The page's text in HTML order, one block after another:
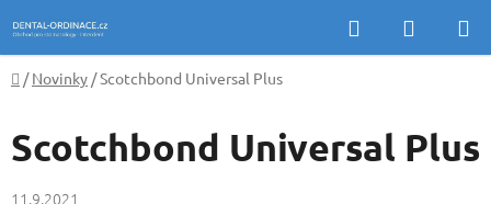
na
obsah
Hledat
KOŠÍK
Domů
/ Novinky /Scotchbond Universal Plus
Scotchbond Universal Plus
11.9.2021